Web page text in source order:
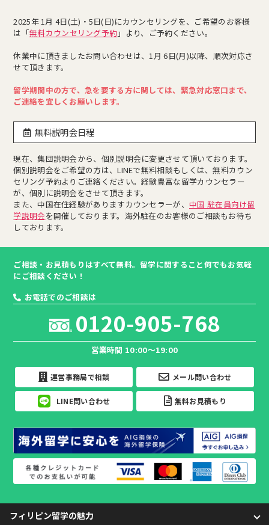
2025年 1月 4日(土)・5日(日)にカウンセリングを、ご希望のお客様
は「無料カウンセリング予約 」より、ご予約ください。
休業中に頂きましたお問い合わせは、1月 6日(月)以降、順次対応さ
せて頂きます。
留学期間中の方で、急を要する方に関しては、緊急対応窓口まで、
ご連絡を宜しくお願いします。
無料説明会日程
現在、集団説明会から、個別説明会に変更させて頂いております。
個別説明会をご希望の方は、LINEで無料相談もしくは、無料カウン
セリング予約よりご連絡ください。経験豊富な留学カウンセラー
が、個別に説明会をさせて頂きます。
また、中国在住経験がありますカウンセラーが、 中国 駐在員向け留
学説明会を開催しております。海外駐在のお客様のご相談もお待ち
しております。
ご相談・お見積もりはすべて無料。留学に関すること何でもお気軽
にご相談ください！
お電話でのご相談は
0120-905-768
営業時間 10:00～19:00
運営事務局で相談 メール問い合わせ
LINE問い合わせ 無料お見積もり
フィリピン留学の魅力